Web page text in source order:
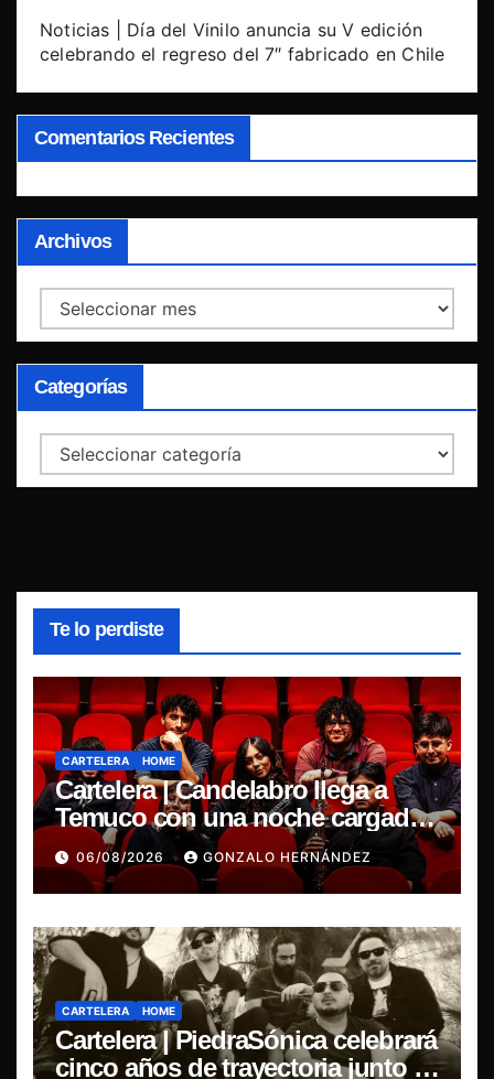
Noticias | Día del Vinilo anuncia su V edición
celebrando el regreso del 7″ fabricado en Chile
Comentarios Recientes
Archivos
Archivos
Categorías
Categorías
Te lo perdiste
CARTELERA HOME
Cartelera | Candelabro llega a
Temuco con una noche cargada
de indie
06/08/2026 GONZALO HERNÁNDEZ
CARTELERA HOME
Cartelera | PiedraSónica celebrará
cinco años de trayectoria junto a